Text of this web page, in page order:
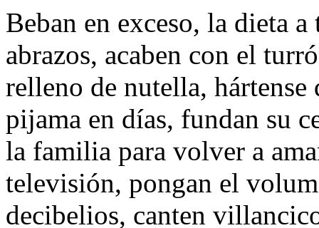
Beban en exceso, la dieta
abrazos, acaben con el
relleno de nutella,
pijama en días, fundan su
la familia para volver a
televisión, pongan el
decibelios, canten